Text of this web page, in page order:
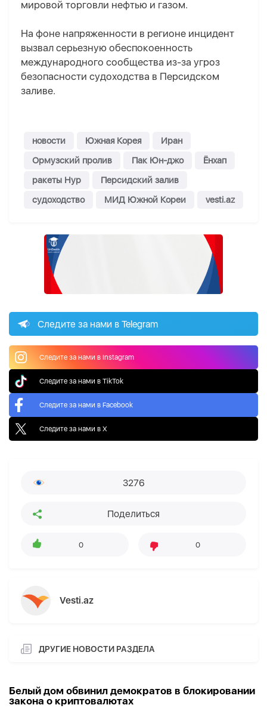
мировой торговли нефтью и газом.
На фоне напряженности в регионе инцидент
вызвал серьезную обеспокоенность
международного сообщества из-за угроз
безопасности судоходства в Персидском
заливе.
новости Южная Корея
Иран
Ормузский пролив
Пак Юн-джо
Ёнхап
ракеты Нур
Персидский залив
судоходство
МИД Южной Кореи vesti.az
Следите за нами в Telegram
Следите за нами в Instagram
Следите за нами в TikTok
Следите за нами в Facebook
Следите за нами в X
3276
Поделиться
0 0
Vesti.az
ДРУГИЕ НОВОСТИ РАЗДЕЛА
Белый дом обвинил демократов в блокировании
закона о криптовалютах